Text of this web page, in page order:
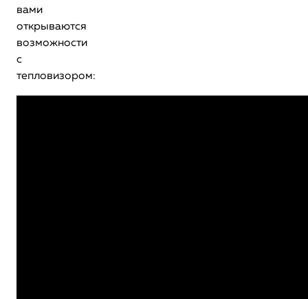
вами
открываются
возможности
с
тепловизором: